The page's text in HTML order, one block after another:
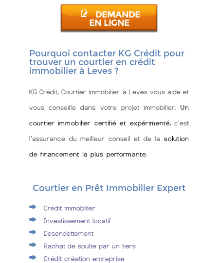
DEMANDE
EN LIGNE
Pourquoi contacter KG Crédit pour
trouver un courtier en crédit
immobilier à Leves ?
KG Crédit, Courtier immobilier à Leves vous aide et
vous conseille dans votre projet immobilier. Un
courtier immobilier certifié et expérimenté, c'est
l'assurance du meilleur conseil et de la solution
de financement la plus performante
Courtier en Prêt Immobilier Expert
Crédit immobilier
Investissement locatif
Desendettement
Rachat de soulte par un tiers
Crédit création entreprise